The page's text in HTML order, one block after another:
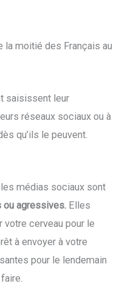
la moitié des Français au
saisissent leur
réseaux sociaux ou à
qu’ils le peuvent.
médias sociaux sont
ou agressives. Elles
votre cerveau pour le
à envoyer à votre
pour le lendemain